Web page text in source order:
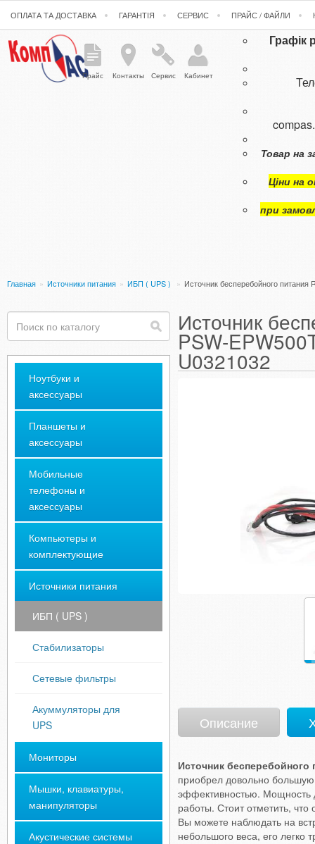
ОПЛАТА ТА ДОСТАВКА ГАРАНТІЯ СЕРВИС ПРАЙС / ФАЙЛИ
Прайс Контакты Сервис Кабинет
Графік
Товар на
Ціни на
при
Главная » Источники питания » ИБП ( UPS ) » Источник бесперебойного
Ноутбуки и
аксессуары
Планшеты и
аксессуары
Мобильные
телефоны и
аксессуары
Компьютеры и
комплектующие
Источники питания
ИБП ( UPS )
Стабилизаторы
Сетевые фильтры
Акуммуляторы для
UPS
Мониторы
Мышки, клавиатуры,
манипуляторы
Акустические системы
Источник
PSW-
U0321032
Описание
Источник бесперебойного
приобрел довольно
эффективностью. Мощность
работы. Стоит отметить,
Вы можете наблюдать на
небольшого веса, его легко